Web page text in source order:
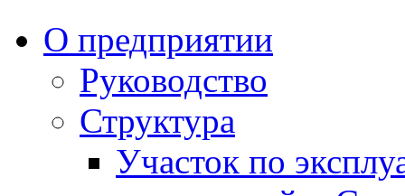
О предприятии
Руководство
Структура
Участок по